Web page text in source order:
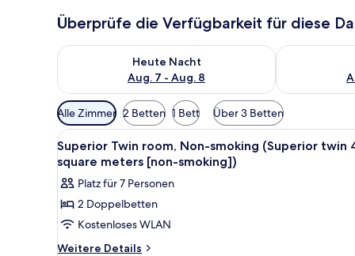
Überprüfe die Verfügbarkeit für diese
Heute Nacht
Aug. 7 - Aug. 8
Überprüfe die Verfügbarkeit für heute Nacht, Aug. 7
Überprüfe
Verfügbare
Filter
für
Zimmer
Alle Zimmer 2 Betten 1 Bett Über 3 Betten
Alle
Fotos
für
Superior
Twin
room,
Non-
Hochwertige Bettwaren,
5
Superior Twin room, Non-smoking (Superior twin
square meters [non-smoking])
Platz für 7 Personen
2 Doppelbetten
Kostenloses WLAN
Weitere Details
Weitere